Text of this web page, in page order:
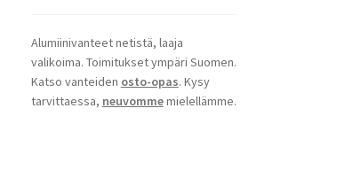
Alumiinivanteet netistä, laaja
valikoima. Toimitukset ympäri Suomen.
Katso vanteiden osto-opas. Kysy
tarvittaessa, neuvommemielellämme.